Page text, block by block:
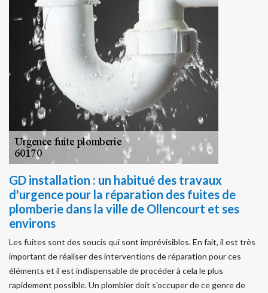
GD installation : un habitué des travaux
d'urgence pour la réparation des fuites de
plomberie dans la ville de Ollencourt et ses
environs
Les fuites sont des soucis qui sont imprévisibles. En fait, il est très
important de réaliser des interventions de réparation pour ces
éléments et il est indispensable de procéder à cela le plus
rapidement possible. Un plombier doit s'occuper de ce genre de